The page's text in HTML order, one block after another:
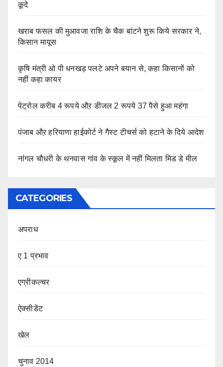
कूदे
खराब फसल की मुआवजा राशि के चैक बांटने शुरू किये सरकार ने,
किसान मायूस
कृषि मंत्री ओ पी धनखड़ पलटे अपने बयान से, कहा किसानों को
नहीं कहा कायर
पेट्रोल करीब 4 रूपये औऱ डीजल 2 रूपये 37 पैसे हुआ महंगा
पंजाब औऱ हरियाणा हाईकोर्ट ने गैस्ट टीचर्स को हटाने के दिये आदेश
नांगल चौधरी के थनवास गांव के स्कूल में नहीं मिलता मिड डे मील
CATEGORIES
अपराध
ए 1 प्रभाव
एग्रीकल्चर
ऐक्सीडेंट
खेल
चुनाव 2014